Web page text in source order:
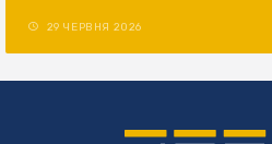
29 ЧЕРВНЯ 2026